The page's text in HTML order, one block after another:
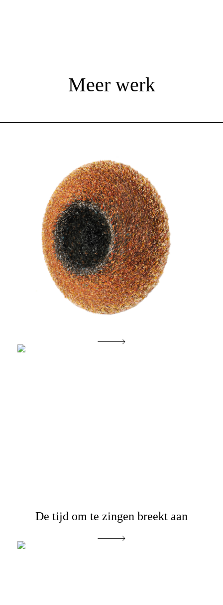
Meer werk
Morgenglans der eeuwigheid
De tijd om te zingen breekt aan